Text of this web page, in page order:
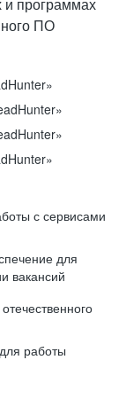
ПО
с сервисами
для
вакансий
работы